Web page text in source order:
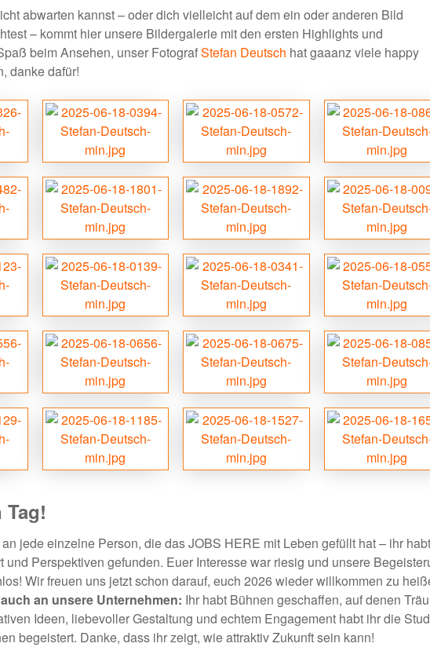
abwarten kannst – oder dich vielleicht auf dem ein oder anderen Bild
– kommt hier unsere Bildergalerie mit den ersten Highlights und
beim Ansehen, unser FotografStefan Deutsch hat gaaanz viele happy
danke dafür!
Tag!
an jede einzelne Person, die das JOBS HERE mit Leben gefüllt hat – ihr habt
und Perspektiven gefunden. Euer Interesse war riesig und unsere
Wir freuen uns jetzt schon darauf, euch 2026 wieder willkommen zu
an unsere Unternehmen: Ihr habt Bühnen geschaffen, auf denen
Ideen, liebevoller Gestaltung und echtem Engagement habt ihr die
begeistert. Danke, dass ihr zeigt, wie attraktiv Zukunft sein kann!